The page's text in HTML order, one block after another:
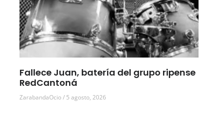
Fallece Juan, batería del grupo ripense
RedCantoná
ZarabandaOcio 5 agosto, 2026